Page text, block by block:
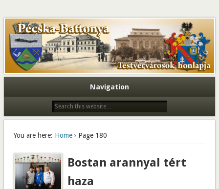
Navigation
You are here: Home› Page 180
Bostan arannyal tért
haza